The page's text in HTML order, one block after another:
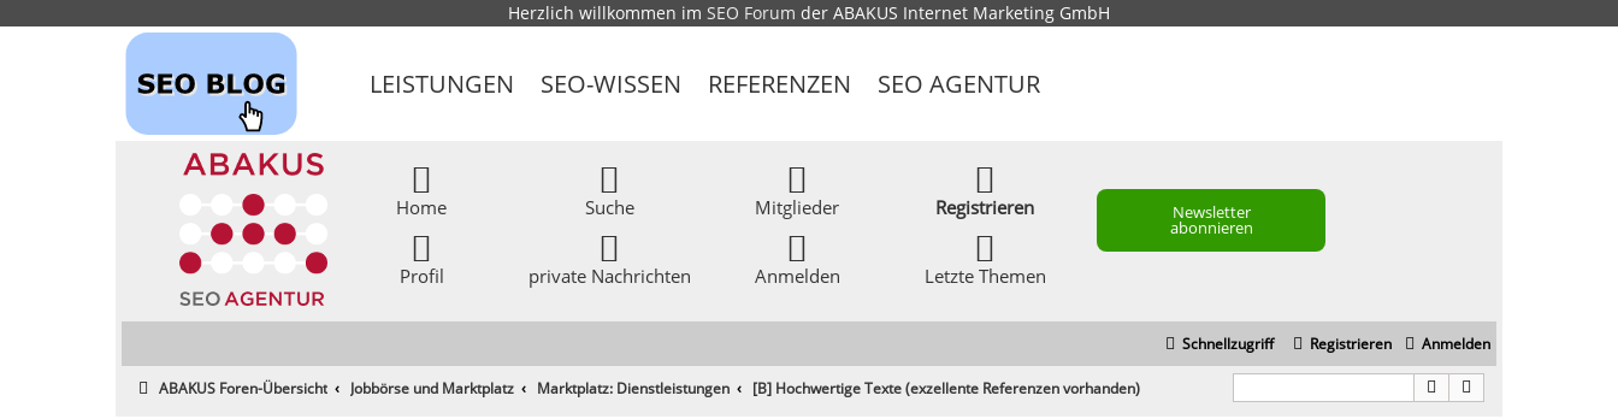
Herzlich willkommen im SEO Forum der ABAKUS Internet Marketing GmbH
LEISTUNGEN SEO-WISSEN REFERENZEN SEO AGENTUR
Home
Profil
Suche
private Nachrichten
Mitglieder
Anmelden
Registrieren
Letzte Themen
Newsletter
abonnieren
Schnellzugriff Anmelden
Registrieren
ABAKUS Foren-Übersicht Jobbörse und Marktplatz Marktplatz: Dienstleistungen [B] Hochwertige Texte (exzellente Referenzen vorhanden)